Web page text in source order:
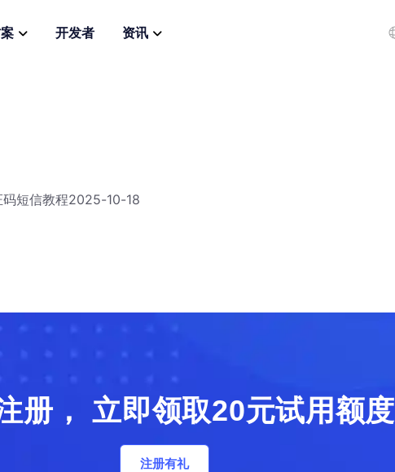
开发者 资讯
码短信教程2025-10-18
册， 立即领取20元试用额度
注册有礼